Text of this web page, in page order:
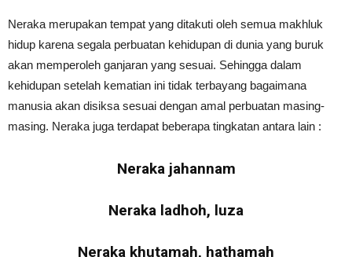
Neraka merupakan tempat yang ditakuti oleh semua makhluk
hidup karena segala perbuatan kehidupan di dunia yang buruk
akan memperoleh ganjaran yang sesuai. Sehingga dalam
kehidupan setelah kematian ini tidak terbayang bagaimana
manusia akan disiksa sesuai dengan amal perbuatan masing-
masing. Neraka juga terdapat beberapa tingkatan antara lain :
Neraka jahannam
Neraka ladhoh, luza
Neraka khutamah, hathamah